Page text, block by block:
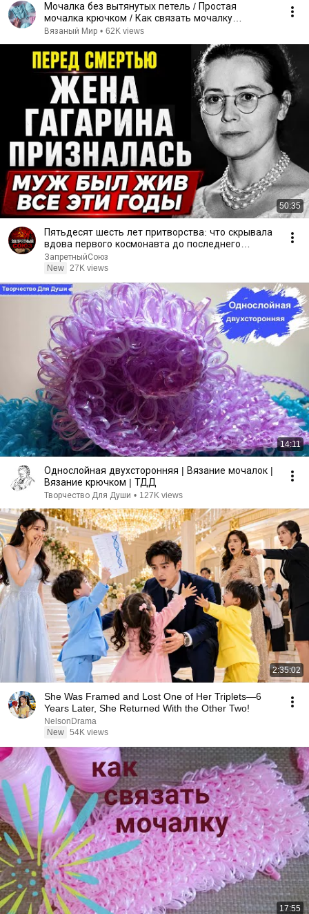
Мочалка без вытянутых петель / Простая
мочалка крючком / Как связать мочалку
крючком/Мочалка крючком
Вязаный Мир • 62K views
50:35
Пятьдесят шесть лет притворства: что скрывала
вдова первого космонавта до последнего
вздоха!
ЗапретныйСоюз
New 27K views
14:11
Однослойная двухсторонняя | Вязание мочалок |
Вязание крючком | ТДД
Творчество Для Души • 127K views
2:35:02
She Was Framed and Lost One of Her Triplets—6
Years Later, She Returned With the Other Two!
NelsonDrama
New 54K views
17:55